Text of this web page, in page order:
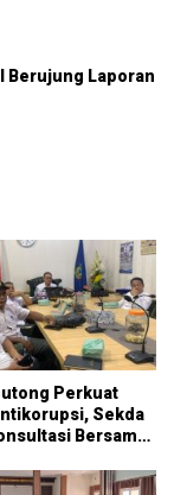
Berujung Laporan
Perkuat
Sekda
Bersama